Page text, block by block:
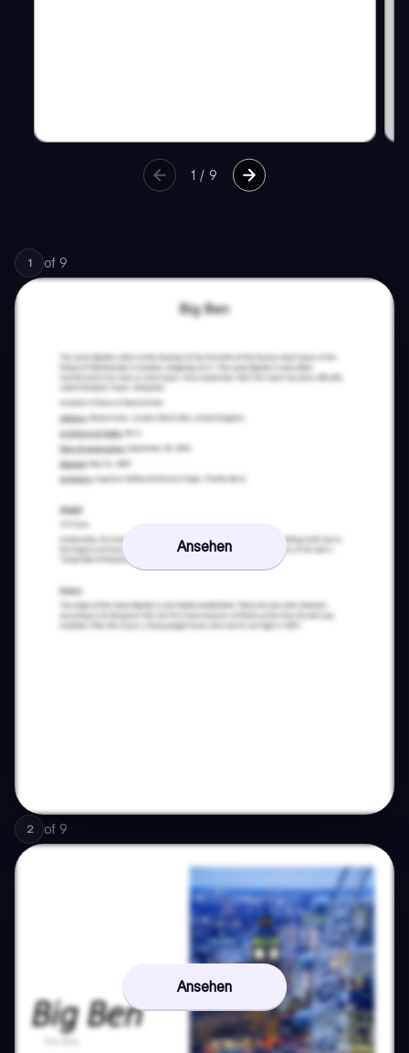
1 /9
1 of 9
Ansehen
2 of 9
Ansehen